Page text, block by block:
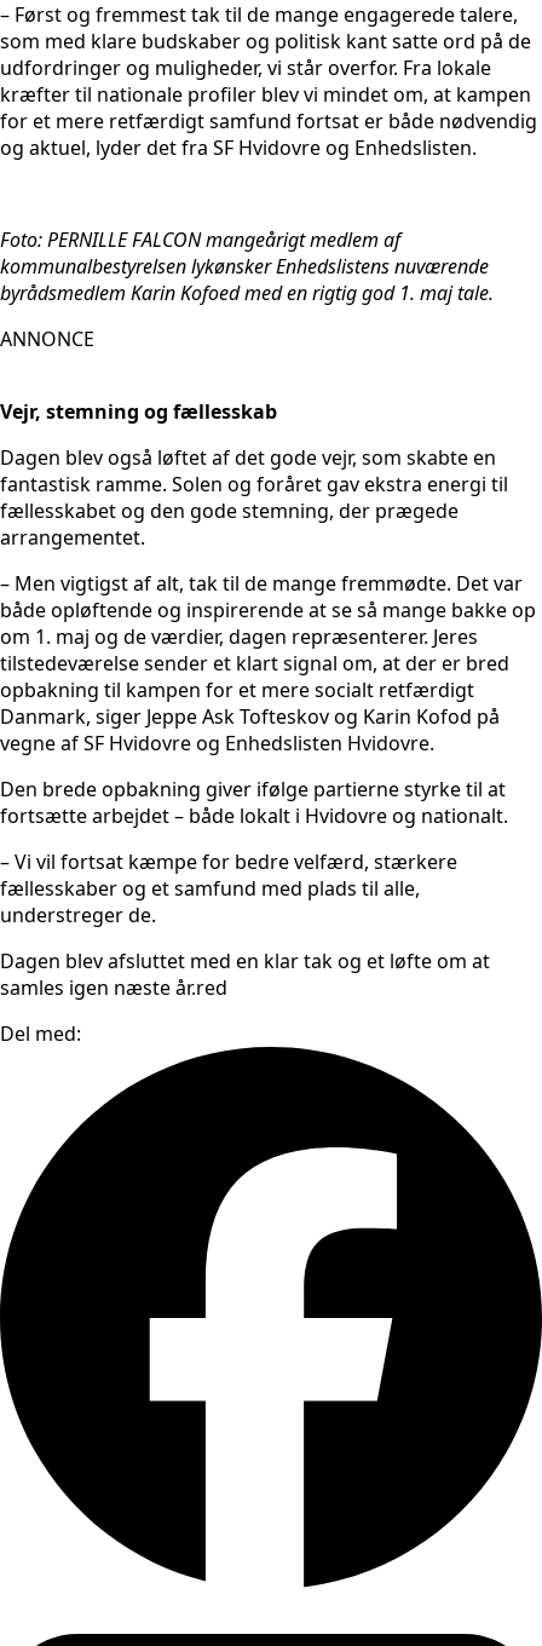
– Først og fremmest tak til de mange engagerede talere,
som med klare budskaber og politisk kant satte ord på de
udfordringer og muligheder, vi står overfor. Fra lokale
kræfter til nationale profiler blev vi mindet om, at kampen
for et mere retfærdigt samfund fortsat er både nødvendig
og aktuel, lyder det fra SF Hvidovre og Enhedslisten.
Foto: PERNILLE FALCON mangeårigt medlem af
kommunalbestyrelsen lykønsker Enhedslistens nuværende
byrådsmedlem Karin Kofoed med en rigtig god 1. maj tale.
ANNONCE
Vejr, stemning og fællesskab
Dagen blev også løftet af det gode vejr, som skabte en
fantastisk ramme. Solen og foråret gav ekstra energi til
fællesskabet og den gode stemning, der prægede
arrangementet.
– Men vigtigst af alt, tak til de mange fremmødte. Det var
både opløftende og inspirerende at se så mange bakke op
om 1. maj og de værdier, dagen repræsenterer. Jeres
tilstedeværelse sender et klart signal om, at der er bred
opbakning til kampen for et mere socialt retfærdigt
Danmark, siger Jeppe Ask Tofteskov og Karin Kofod på
vegne af SF Hvidovre og Enhedslisten Hvidovre.
Den brede opbakning giver ifølge partierne styrke til at
fortsætte arbejdet – både lokalt i Hvidovre og nationalt.
– Vi vil fortsat kæmpe for bedre velfærd, stærkere
fællesskaber og et samfund med plads til alle,
understreger de.
Dagen blev afsluttet med en klar tak og et løfte om at
samles igen næste år.red
Del med: